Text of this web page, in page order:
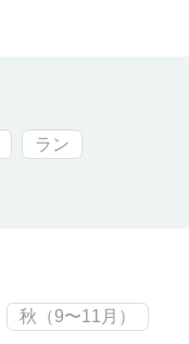
ラン
秋（9〜11月）